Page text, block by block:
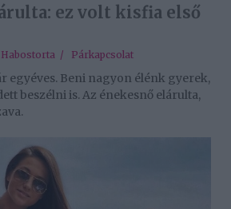
ez volt kisfia első
Habostorta / Párkapcsolat
egyéves. Beni nagyon élénk gyerek,
beszélni is. Az énekesnő elárulta,